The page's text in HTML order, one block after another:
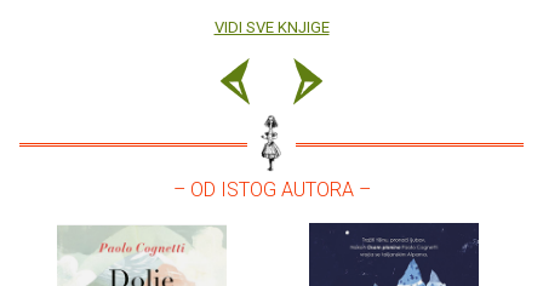
VIDI SVE KNJIGE
– OD ISTOG AUTORA –